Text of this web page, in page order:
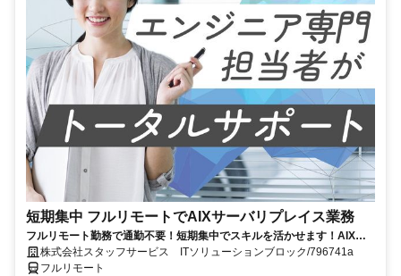
短期集中 フルリモートでAIXサーバリプレイス業務
フルリモート勤務で通勤不要！短期集中でスキルを活かせます！AIXの
経験を積むチャンス！
株式会社スタッフサービス ITソリューションブロック/796741a
フルリモート